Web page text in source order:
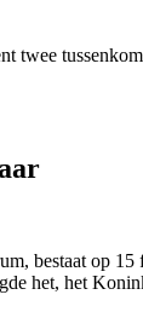
twee
bestaat op
het, het